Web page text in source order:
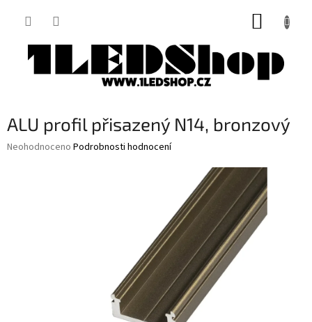
ALU profil přisazený N14, bronzový
Průměrné
Neohodnoceno Podrobnosti hodnocení